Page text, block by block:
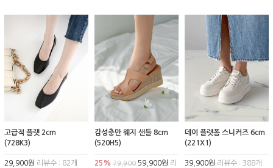
고급적 플랫 2cm
(728K3)
29,900원 리뷰수 : 82개
감성충만 웨지 샌들 8cm
(520H5)
25% 79,90059,900원 리
데이 플랫폼 스니커즈 6cm
(221X1)
39,900원 리뷰수 : 388개